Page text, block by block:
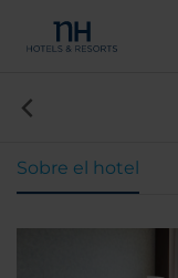
Sobre el hotel